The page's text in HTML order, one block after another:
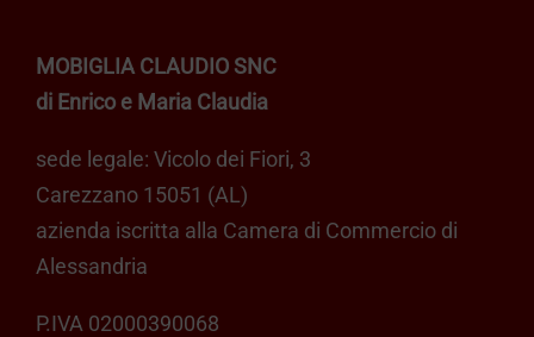
MOBIGLIA CLAUDIO SNC
di Enrico e Maria Claudia
sede legale: Vicolo dei Fiori, 3
Carezzano 15051 (AL)
azienda iscritta alla Camera di Commercio di
Alessandria
P.IVA 02000390068